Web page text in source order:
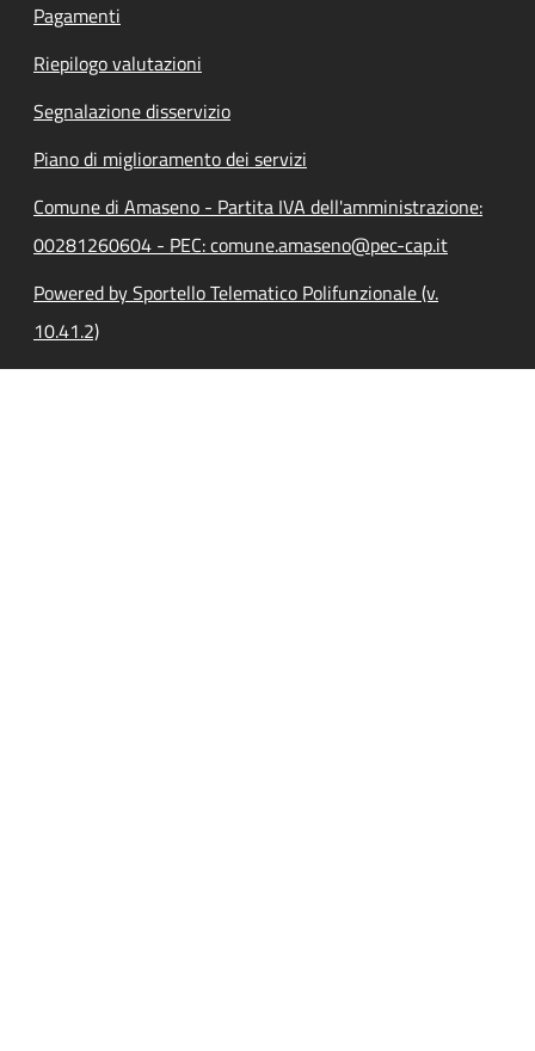
Pagamenti
Riepilogo valutazioni
Segnalazione disservizio
Piano di miglioramento dei servizi
Comune di Amaseno - Partita IVA dell'amministrazione:
00281260604 - PEC: comune.amaseno@pec-cap.it
Powered by Sportello Telematico Polifunzionale (v.
10.41.2)